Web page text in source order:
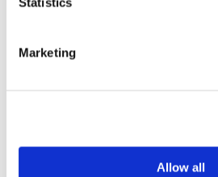
Marketing
Allow all
Творческий вечер
Наше спецпредложение